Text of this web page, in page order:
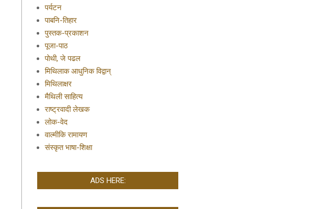
पर्यटन
पाबनि-तिहार
पुस्तक-प्रकाशन
पूजा-पाठ
पोथी, जे पढल
मिथिलाक आधुनिक विद्वान्
मिथिलाक्षर
मैथिली साहित्य
राष्ट्रवादी लेखक
लोक-वेद
वाल्मीकि रामायण
संस्कृत भाषा-शिक्षा
ADS HERE: